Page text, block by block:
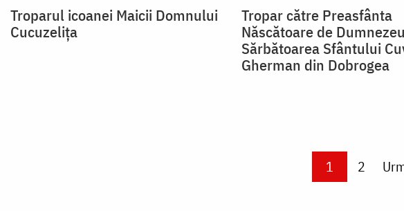
Troparul icoanei Maicii Domnului
Cucuzeliţa
Tropar către Preasfânta
Născătoare de
Sărbătoarea Sfântului
Gherman din Dobrogea
Current page
1 Page
2